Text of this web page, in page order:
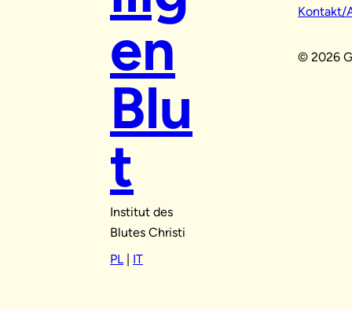
en
Blu
t
Institut des
Blutes Christi
PL| IT
Kontakt/
© 2026